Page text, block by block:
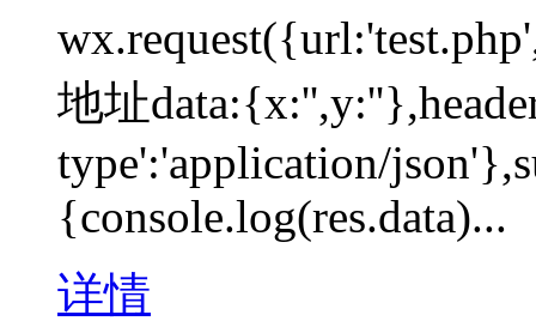
地址
type':'application/
{console.log(res.data)...
详情